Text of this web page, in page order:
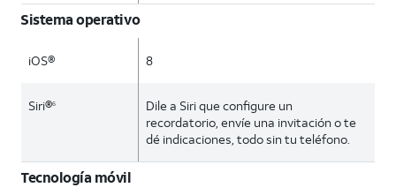
Sistema operativo
iOS® 8
Siri®6
Dile a Siri que configure un
recordatorio, envíe una invitación o te
dé indicaciones, todo sin tu teléfono.
Tecnología móvil